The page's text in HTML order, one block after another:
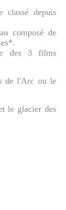
classé depuis
composé de
des 3 films
de l'Arc ou le
le glacier des